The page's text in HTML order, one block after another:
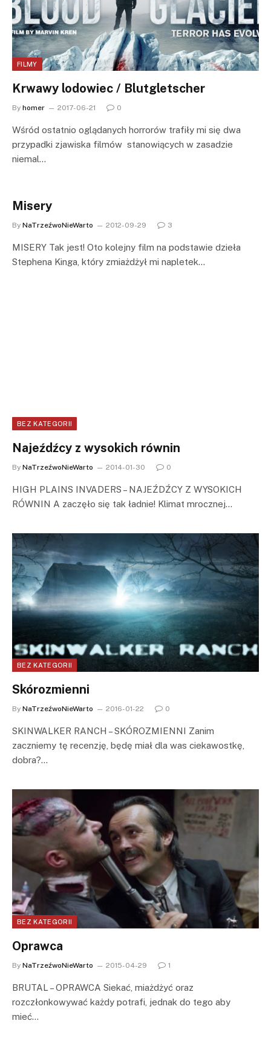
FILMY
Krwawy lodowiec / Blutgletscher
By homer 2017-06-21 0
Wśród ostatnio oglądanych horrorów trafiły mi się dwa
przypadki zjawiska filmów stanowiących w zasadzie
niemal…
Misery
By NaTrzeźwoNieWarto 2012-09-29 3
MISERY Tak jest! Oto kolejny film na podstawie dzieła
Stephena Kinga, który zmiażdżył mi napletek…
BEZ KATEGORII
Najeźdźcy z wysokich równin
By NaTrzeźwoNieWarto 2014-01-30 0
HIGH PLAINS INVADERS – NAJEŹDŹCY Z WYSOKICH
RÓWNIN A zaczęło się tak ładnie! Klimat mrocznej…
BEZ KATEGORII
Skórozmienni
By NaTrzeźwoNieWarto 2016-01-22 0
SKINWALKER RANCH – SKÓROZMIENNI Zanim
zaczniemy tę recenzję, będę miał dla was ciekawostkę,
dobra?…
BEZ KATEGORII
Oprawca
By NaTrzeźwoNieWarto 2015-04-29 1
BRUTAL – OPRAWCA Siekać, miażdżyć oraz
rozczłonkowywać każdy potrafi, jednak do tego aby
mieć…